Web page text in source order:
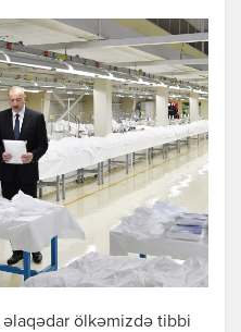
əlaqədar ölkəmizdə tibbi